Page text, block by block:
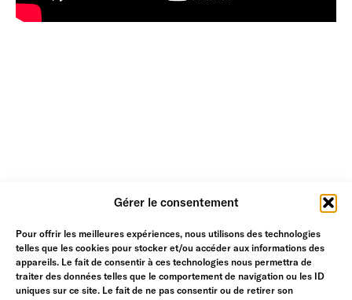
Gérer le consentement
Pour offrir les meilleures expériences, nous utilisons des technologies
telles que les cookies pour stocker et/ou accéder aux informations des
appareils. Le fait de consentir à ces technologies nous permettra de
traiter des données telles que le comportement de navigation ou les ID
uniques sur ce site. Le fait de ne pas consentir ou de retirer son